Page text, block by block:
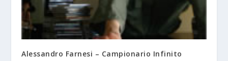
Alessandro Farnesi – Campionario Infinito